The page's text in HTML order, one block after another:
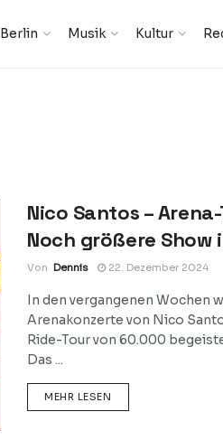
Berlin Musik Kultur
Nico Santos –
Noch größere Show
Von Dennis 22. Dezember 2024
In den vergangenen Wochen
Arenakonzerte von Nico
Ride-Tour von 60.000
Das ...
MEHR LESEN